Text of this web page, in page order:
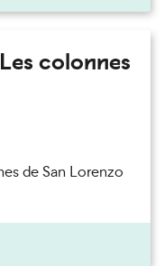
colonnes
de San Lorenzo